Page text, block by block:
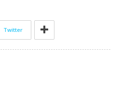
Twitter